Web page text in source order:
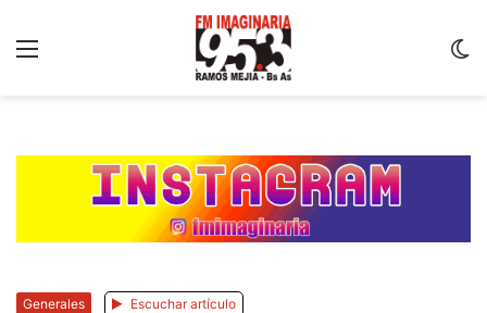
Generales Escuchar artículo